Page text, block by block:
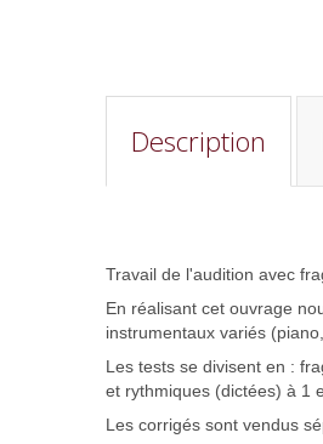
Description
Travail de l'audition avec
En réalisant cet ouvrage
instrumentaux variés
Les tests se divisent en :
et rythmiques (dictées) à 1
Les corrigés sont vendus